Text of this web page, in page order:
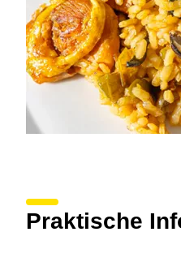
Praktische